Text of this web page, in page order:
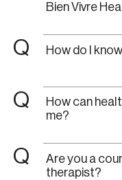
Bien Vivre
Q How do I
Q
How can
me?
Q
Are you a
therapist?